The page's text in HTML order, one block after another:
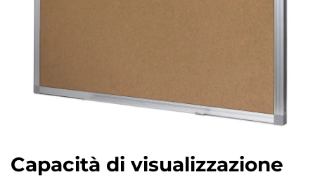
Capacità di visualizzazione